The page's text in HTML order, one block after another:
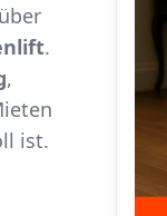
über
.
,
ist.